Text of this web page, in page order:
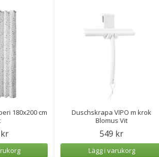
180x200 cm
Duschskrapa VIPO m krok
Blomus Vit
549 kr
Lägg i varukorg